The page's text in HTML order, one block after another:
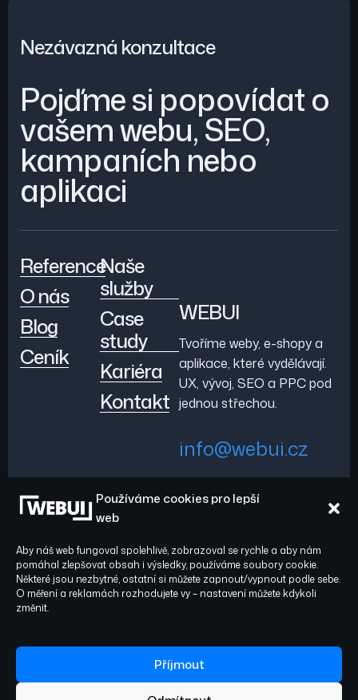
Používáme cookies pro lepší
web
Aby náš web fungoval spolehlivě, zobrazoval se rychle a aby nám
pomáhal zlepšovat obsah i výsledky, používáme soubory cookie.
Některé jsou nezbytné, ostatní si můžete zapnout/vypnout podle sebe.
O měření a reklamách rozhodujete vy – nastavení můžete kdykoli
změnit.
Příjmout
Nezávazná konzultace
Pojďme si popovídat o
vašem webu, SEO,
kampaních nebo
aplikaci
Reference
O nás
Blog
Ceník
Naše
služby
Case
study
Kariéra
Kontakt
WEBUI
Tvoříme weby, e-shopy a
aplikace, které vydělávají.
UX, vývoj, SEO a PPC pod
jednou střechou.
info@webui.cz
+420 778 029 782
© 2026 WEBUI. Všechna
Sledujte nás: